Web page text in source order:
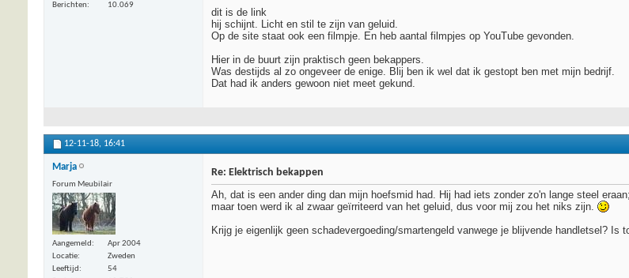
Berichten
10.069
dit is de link
hij schijnt. Licht en stil te zijn van geluid.
Op de site staat ook een filmpje. En heb aantal filmpjes op YouTube gevonden.
Hier in de buurt zijn praktisch geen bekappers.
Was destijds al zo ongeveer de enige. Blij ben ik wel dat ik gestopt ben met mijn bedrijf.
Dat had ik anders gewoon niet meet gekund.
12-11-18, 16:41
Marja
Forum Meubilair
Aangemeld
Apr 2004
Locatie
Zweden
Leeftijd
54
Re: Elektrisch bekappen
Ah, dat is een ander ding dan mijn hoefsmid had. Hij had iets zonder zo'n lange steel
maar toen werd ik al zwaar geïrriteerd van het geluid, dus voor mij zou het niks zijn.
Krijg je eigenlijk geen schadevergoeding/smartengeld vanwege je blijvende handletsel?